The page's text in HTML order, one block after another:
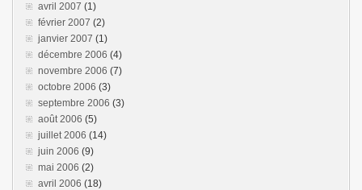
avril 2007 (1)
février 2007 (2)
janvier 2007 (1)
décembre 2006 (4)
novembre 2006 (7)
octobre 2006 (3)
septembre 2006 (3)
août 2006 (5)
juillet 2006 (14)
juin 2006 (9)
mai 2006 (2)
avril 2006 (18)